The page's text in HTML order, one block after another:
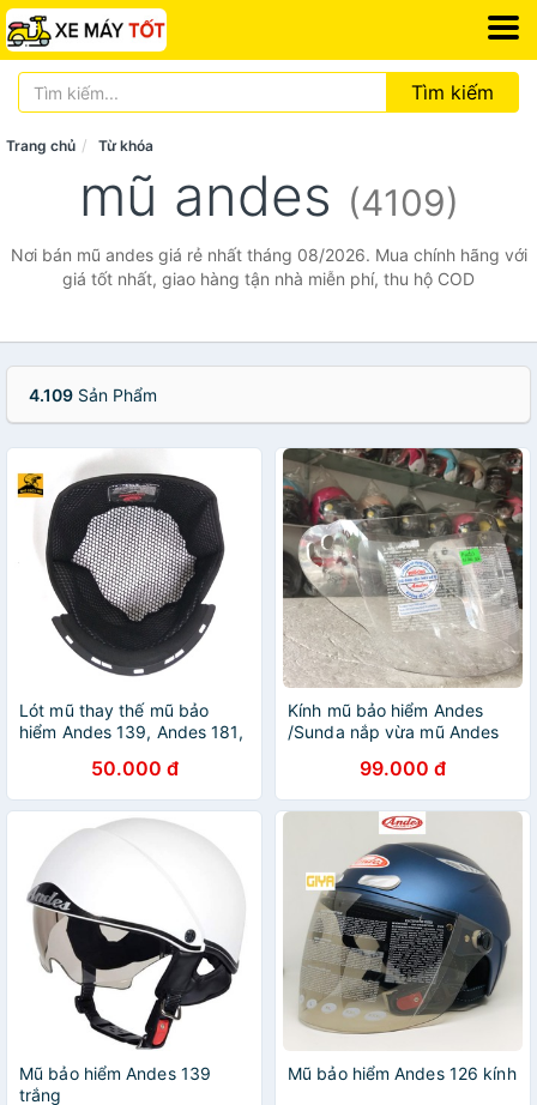
Tìm kiếm
Trang chủ Từ khóa
mũ andes (4109)
Nơi bán mũ andes giá rẻ nhất tháng 08/2026. Mua chính hãng với
giá tốt nhất, giao hàng tận nhà miễn phí, thu hộ COD
4.109 Sản Phẩm
Lót mũ thay thế mũ bảo
hiểm Andes 139, Andes 181,
50.000 đ
Kính mũ bảo hiểm Andes
/Sunda nắp vừa mũ Andes
99.000 đ
Mũ bảo hiểm Andes 139
trắng
Mũ bảo hiểm Andes 126 kính